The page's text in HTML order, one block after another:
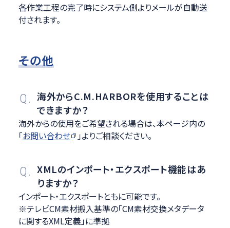
各作業工程の完了時にシステム側よりメールが自動送
付されます。
その他
Q. 海外からC.M.HARBORを使用することは
できますか？
海外からの使用をご希望される場合は、本ページ内の
「お問い合わせ 」よりご相談ください。
Q. XMLのインポート・エクスポート機能はあ
りますか？
インポート・エクスポートともに可能です。
※テレビCM素材搬入基準の「CM素材交換メタデータ
に関するXML定義」に準拠